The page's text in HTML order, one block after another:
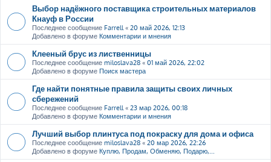
Выбор надёжного поставщика строительных материалов
Кнауф в России
Последнее сообщение Farrell « 20 май 2026, 12:13
Добавлено в форуме Комментарии и мнения
Клееный брус из лиственницы
Последнее сообщение miloslava28 « 01 май 2026, 22:02
Добавлено в форуме Поиск мастера
Где найти понятные правила защиты своих личных
сбережений
Последнее сообщение Farrell « 23 мар 2026, 00:18
Добавлено в форуме Комментарии и мнения
Лучший выбор плинтуса под покраску для дома и офиса
Последнее сообщение miloslava28 « 20 мар 2026, 22:26
Добавлено в форуме Куплю, Продам, Обменяю, Подарю,...